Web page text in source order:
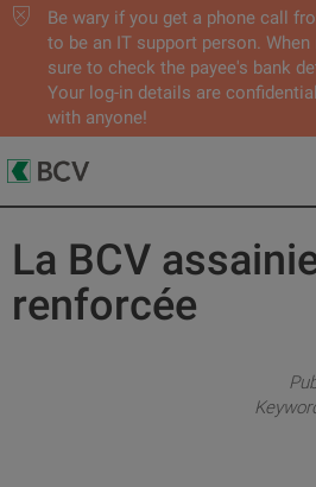
Be wary if you get a phone call
to be an IT support person.
sure to check the payee's bank
Your log-in details are
with anyone!
La BCV
renforcée